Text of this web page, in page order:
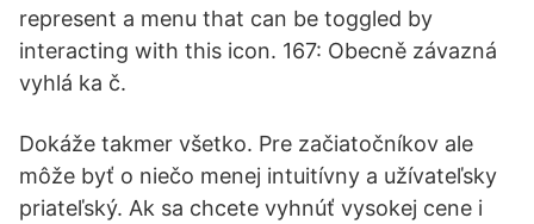
represent a menu that can be toggled by
interacting with this icon. 167: Obecně závazná
vyhlá ka č.
Dokáže takmer všetko. Pre začiatočníkov ale
môže byť o niečo menej intuitívny a užívateľsky
priateľský. Ak sa chcete vyhnúť vysokej cene i